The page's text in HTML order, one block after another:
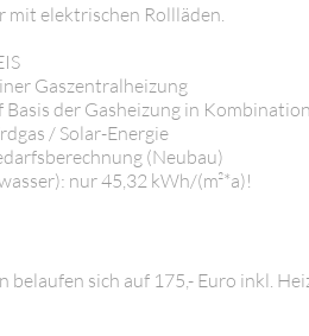
elektrischen Rollläden.
Gaszentralheizung
der Gasheizung in
/ Solar-Energie
(Neubau)
nur 45,32 kWh/(m²*a)!
sich auf 175,- Euro inkl.